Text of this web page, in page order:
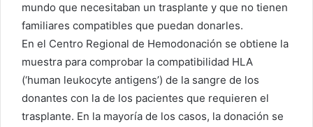
mundo que necesitaban un trasplante y que no tienen
familiares compatibles que puedan donarles.
En el Centro Regional de Hemodonación se obtiene la
muestra para comprobar la compatibilidad HLA
(‘human leukocyte antigens’) de la sangre de los
donantes con la de los pacientes que requieren el
trasplante. En la mayoría de los casos, la donación se